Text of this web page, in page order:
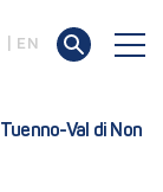
EN
Val di Non